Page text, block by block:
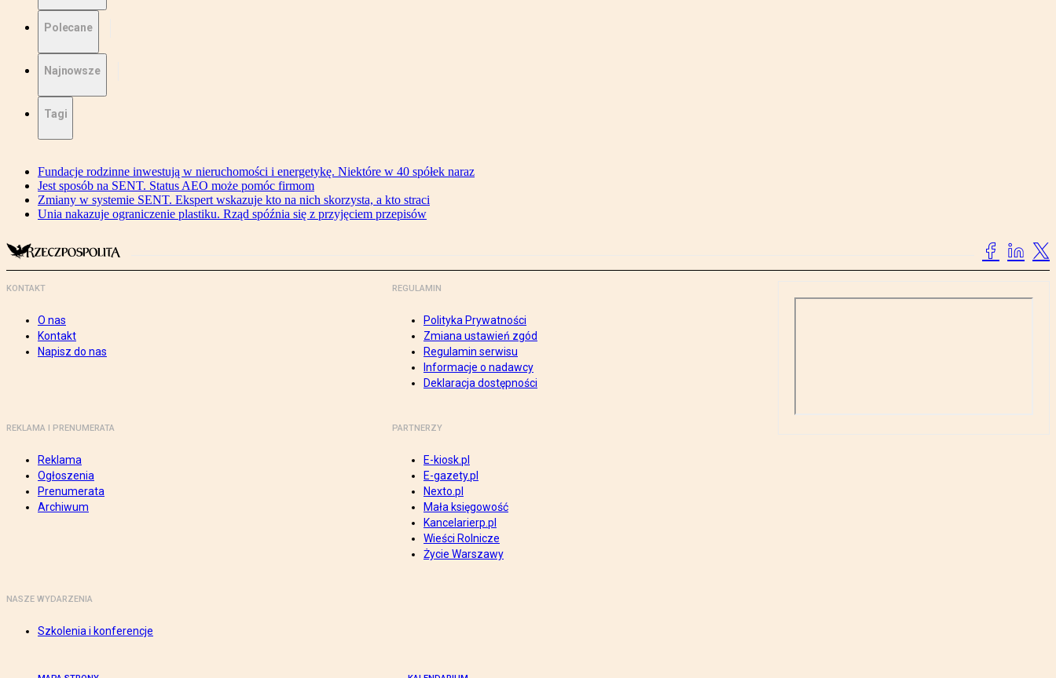
Polecane
Najnowsze
Tagi
Fundacje rodzinne inwestują w nieruchomości i energetykę. Niektóre w 40 spółek naraz
Jest sposób na SENT. Status AEO może pomóc firmom
Zmiany w systemie SENT. Ekspert wskazuje kto na nich skorzysta, a kto straci
Unia nakazuje ograniczenie plastiku. Rząd spóźnia się z przyjęciem przepisów
KONTAKT
O nas
Kontakt
Napisz do nas
REGULAMIN
Polityka Prywatności
Zmiana ustawień zgód
Regulamin serwisu
Informacje o nadawcy
Deklaracja dostępności
REKLAMA I PRENUMERATA
Reklama
Ogłoszenia
Prenumerata
Archiwum
PARTNERZY
E-kiosk.pl
E-gazety.pl
Nexto.pl
Mała księgowość
Kancelarierp.pl
Wieści Rolnicze
Życie Warszawy
NASZE WYDARZENIA
Szkolenia i konferencje